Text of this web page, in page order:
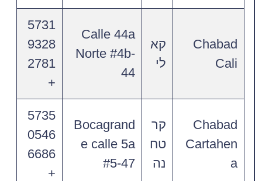
Chabad
Cali
קא
לי
Calle 44a
Norte #4b-
44
5731
9328
2781
+
Chabad
Cartahen
a
קר
טח
נה
Bocagrand
e calle 5a
#5-47
5735
0546
6686
+